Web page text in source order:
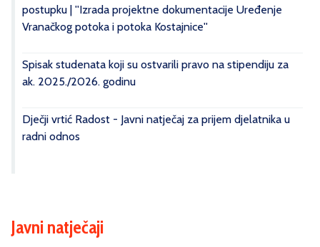
postupku | ''Izrada projektne dokumentacije Uređenje
Vranačkog potoka i potoka Kostajnice''
Spisak studenata koji su ostvarili pravo na stipendiju za
ak. 2025./2026. godinu
Dječji vrtić Radost - Javni natječaj za prijem djelatnika u
radni odnos
Javni natječaji